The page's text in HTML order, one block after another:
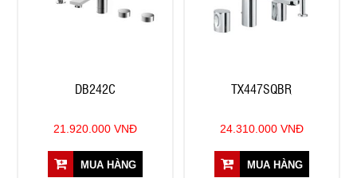
DB242C
21.920.000 VNĐ
MUA HÀNG
TX447SQBR
24.310.000 VNĐ
MUA HÀNG